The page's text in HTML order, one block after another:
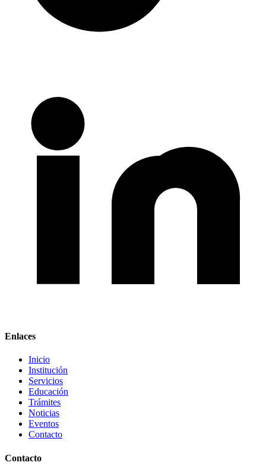
Enlaces
Inicio
Institución
Servicios
Educación
Trámites
Noticias
Eventos
Contacto
Contacto